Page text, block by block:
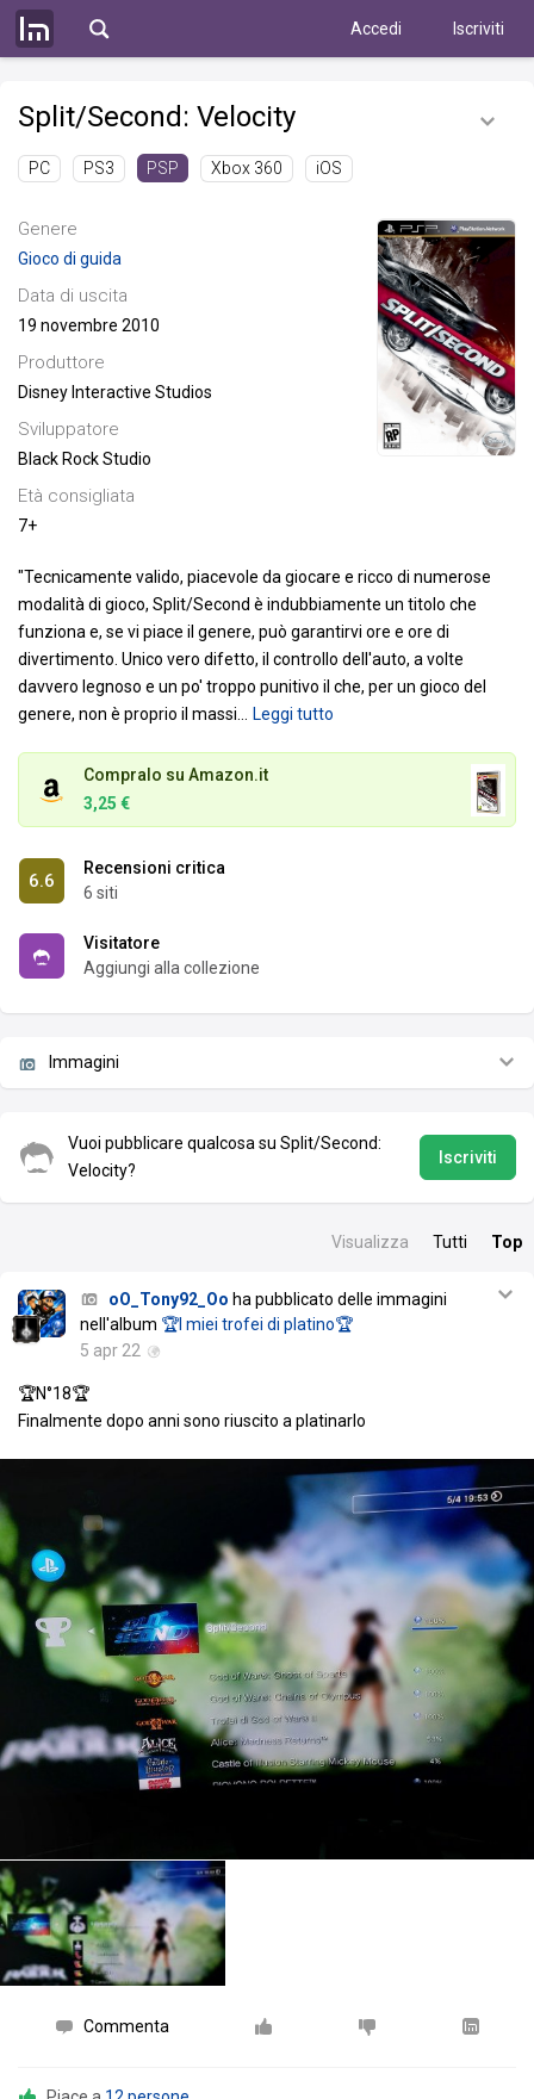
Accedi Iscriviti
Split/Second: Velocity
PC PS3 PSP Xbox 360 iOS
Genere
Gioco di guida
Data di uscita
19 novembre 2010
Produttore
Disney Interactive Studios
Sviluppatore
Black Rock Studio
Età consigliata
7+
"Tecnicamente valido, piacevole da giocare e ricco di numerose
modalità di gioco, Split/Second è indubbiamente un titolo che
funziona e, se vi piace il genere, può garantirvi ore e ore di
divertimento. Unico vero difetto, il controllo dell'auto, a volte
davvero legnoso e un po' troppo punitivo il che, per un gioco del
genere, non è proprio il massi… Leggi tutto
Compralo su Amazon.it
3,25 €
6.6
Recensioni critica
6 siti
Visitatore
Aggiungi alla collezione
Immagini
Vuoi pubblicare qualcosa su Split/Second:
Velocity?
Iscriviti
Visualizza Tutti Top
oO_Tony92_Oo ha pubblicato delle immagini
nell'album 🏆I miei trofei di platino🏆
5 apr 22
🏆N°18🏆
Finalmente dopo anni sono riuscito a platinarlo
Commenta